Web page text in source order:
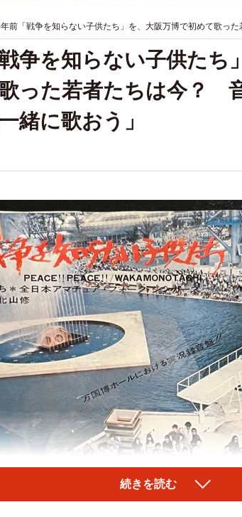
前「戦争を知らない子供たち」を、大阪万博で初めて歌っ
争を知らない子供たち
った若者たちは今？
緒に歌おう」
続きを読む